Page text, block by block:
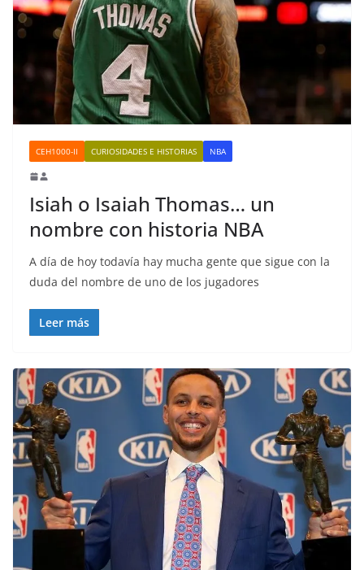
CEH1000-II CURIOSIDADES E HISTORIAS NBA
Isiah o Isaiah Thomas… un
nombre con historia NBA
A día de hoy todavía hay mucha gente que sigue con la
duda del nombre de uno de los jugadores
Leer más